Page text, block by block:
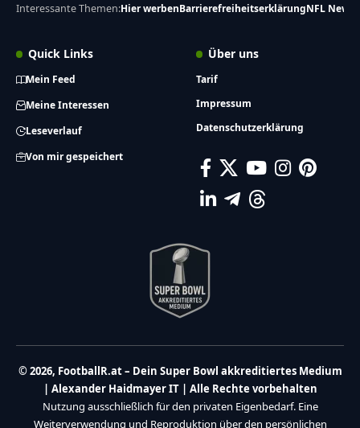
Interessante Themen:Hier werbenBarrierefreiheitserklärungNFL News
Quick Links
Mein Feed
Meine Interessen
Leseverlauf
Von mir gespeichert
Über uns
Tarif
Impressum
Datenschutzerklärung
© 2026, FootballR.at – Dein Super Bowl akkreditiertes Medium
| Alexander Haidmayer IT | Alle Rechte vorbehalten
Nutzung ausschließlich für den privaten Eigenbedarf. Eine
Weiterverwendung und Reproduktion über den persönlichen